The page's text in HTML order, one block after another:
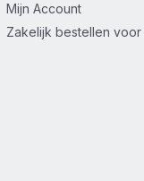
Mijn Account
Zakelijk bestellen voor